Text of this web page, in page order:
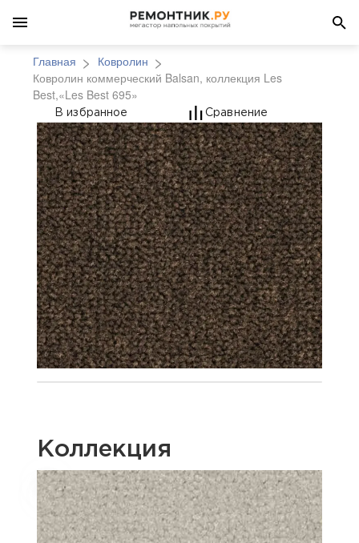
Главная
Ковролин
Ковролин коммерческий Balsan, коллекция Les
Best,«Les Best 695»
Ковролин
В избранное Сравнение
Коллекция